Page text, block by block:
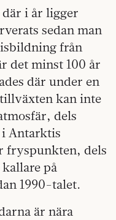
i år ligger
sedan man
från
det minst 100 år
där under en
kan inte
dels
Antarktis
fryspunkten, dels
på
1990-talet.
är nära